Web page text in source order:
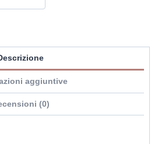
aggiuntive
(0)